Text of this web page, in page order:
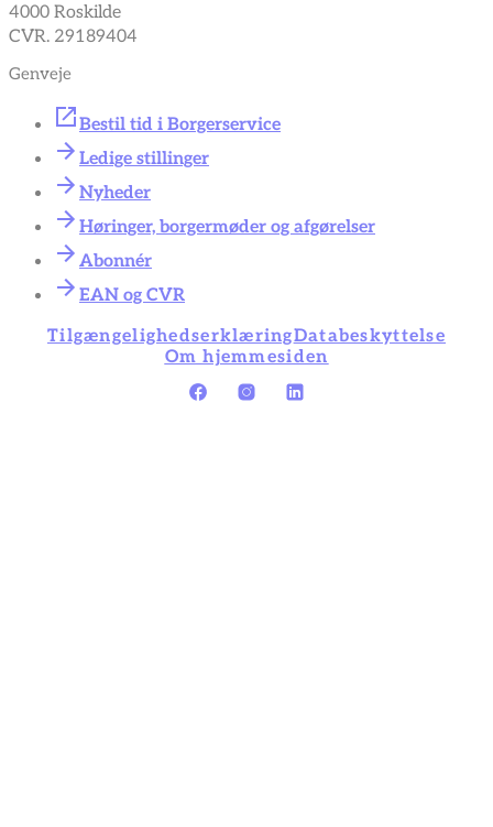
4000 Roskilde
CVR. 29189404
Genveje
Bestil tid i Borgerservice
Ledige stillinger
Nyheder
Høringer, borgermøder og afgørelser
Abonnér
EAN og CVR
TilgængelighedserklæringDatabeskyttelse
Om hjemmesiden